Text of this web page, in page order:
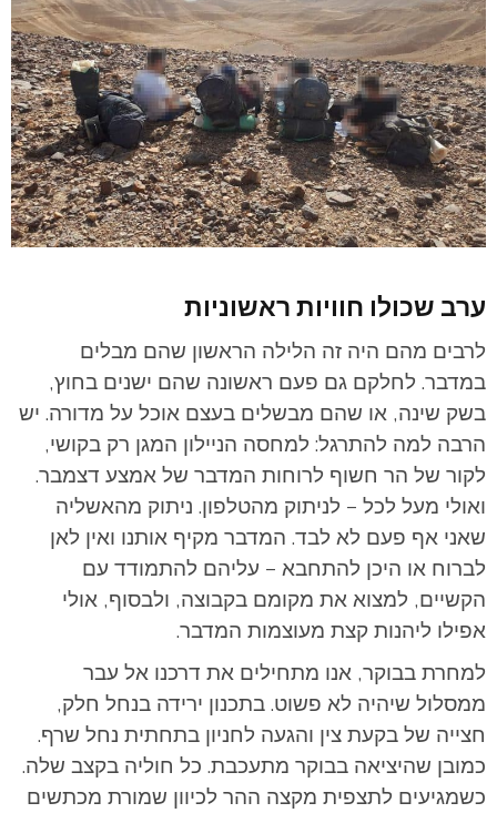
ערב שכולו חוויות ראשוניות
לרבים מהם היה זה הלילה הראשון שהם מבלים
במדבר. לחלקם גם פעם ראשונה שהם ישנים בחוץ,
בשק שינה, או שהם מבשלים בעצם אוכל על מדורה. יש
הרבה למה להתרגל: למחסה הניילון המגן רק בקושי,
לקור של הר חשוף לרוחות המדבר של אמצע דצמבר.
ואולי מעל לכל – לניתוק מהטלפון. ניתוק מהאשליה
שאני אף פעם לא לבד. המדבר מקיף אותנו ואין לאן
לברוח או היכן להתחבא – עליהם להתמודד עם
הקשיים, למצוא את מקומם בקבוצה, ולבסוף, אולי
אפילו ליהנות קצת מעוצמות המדבר.
למחרת בבוקר, אנו מתחילים את דרכנו אל עבר
ממסלול שיהיה לא פשוט. בתכנון ירידה בנחל חלק,
חצייה של בקעת צין והגעה לחניון בתחתית נחל שרף.
כמובן שהיציאה בבוקר מתעכבת. כל חוליה בקצב שלה.
כשמגיעים לתצפית מקצה ההר לכיוון שמורת מכתשים